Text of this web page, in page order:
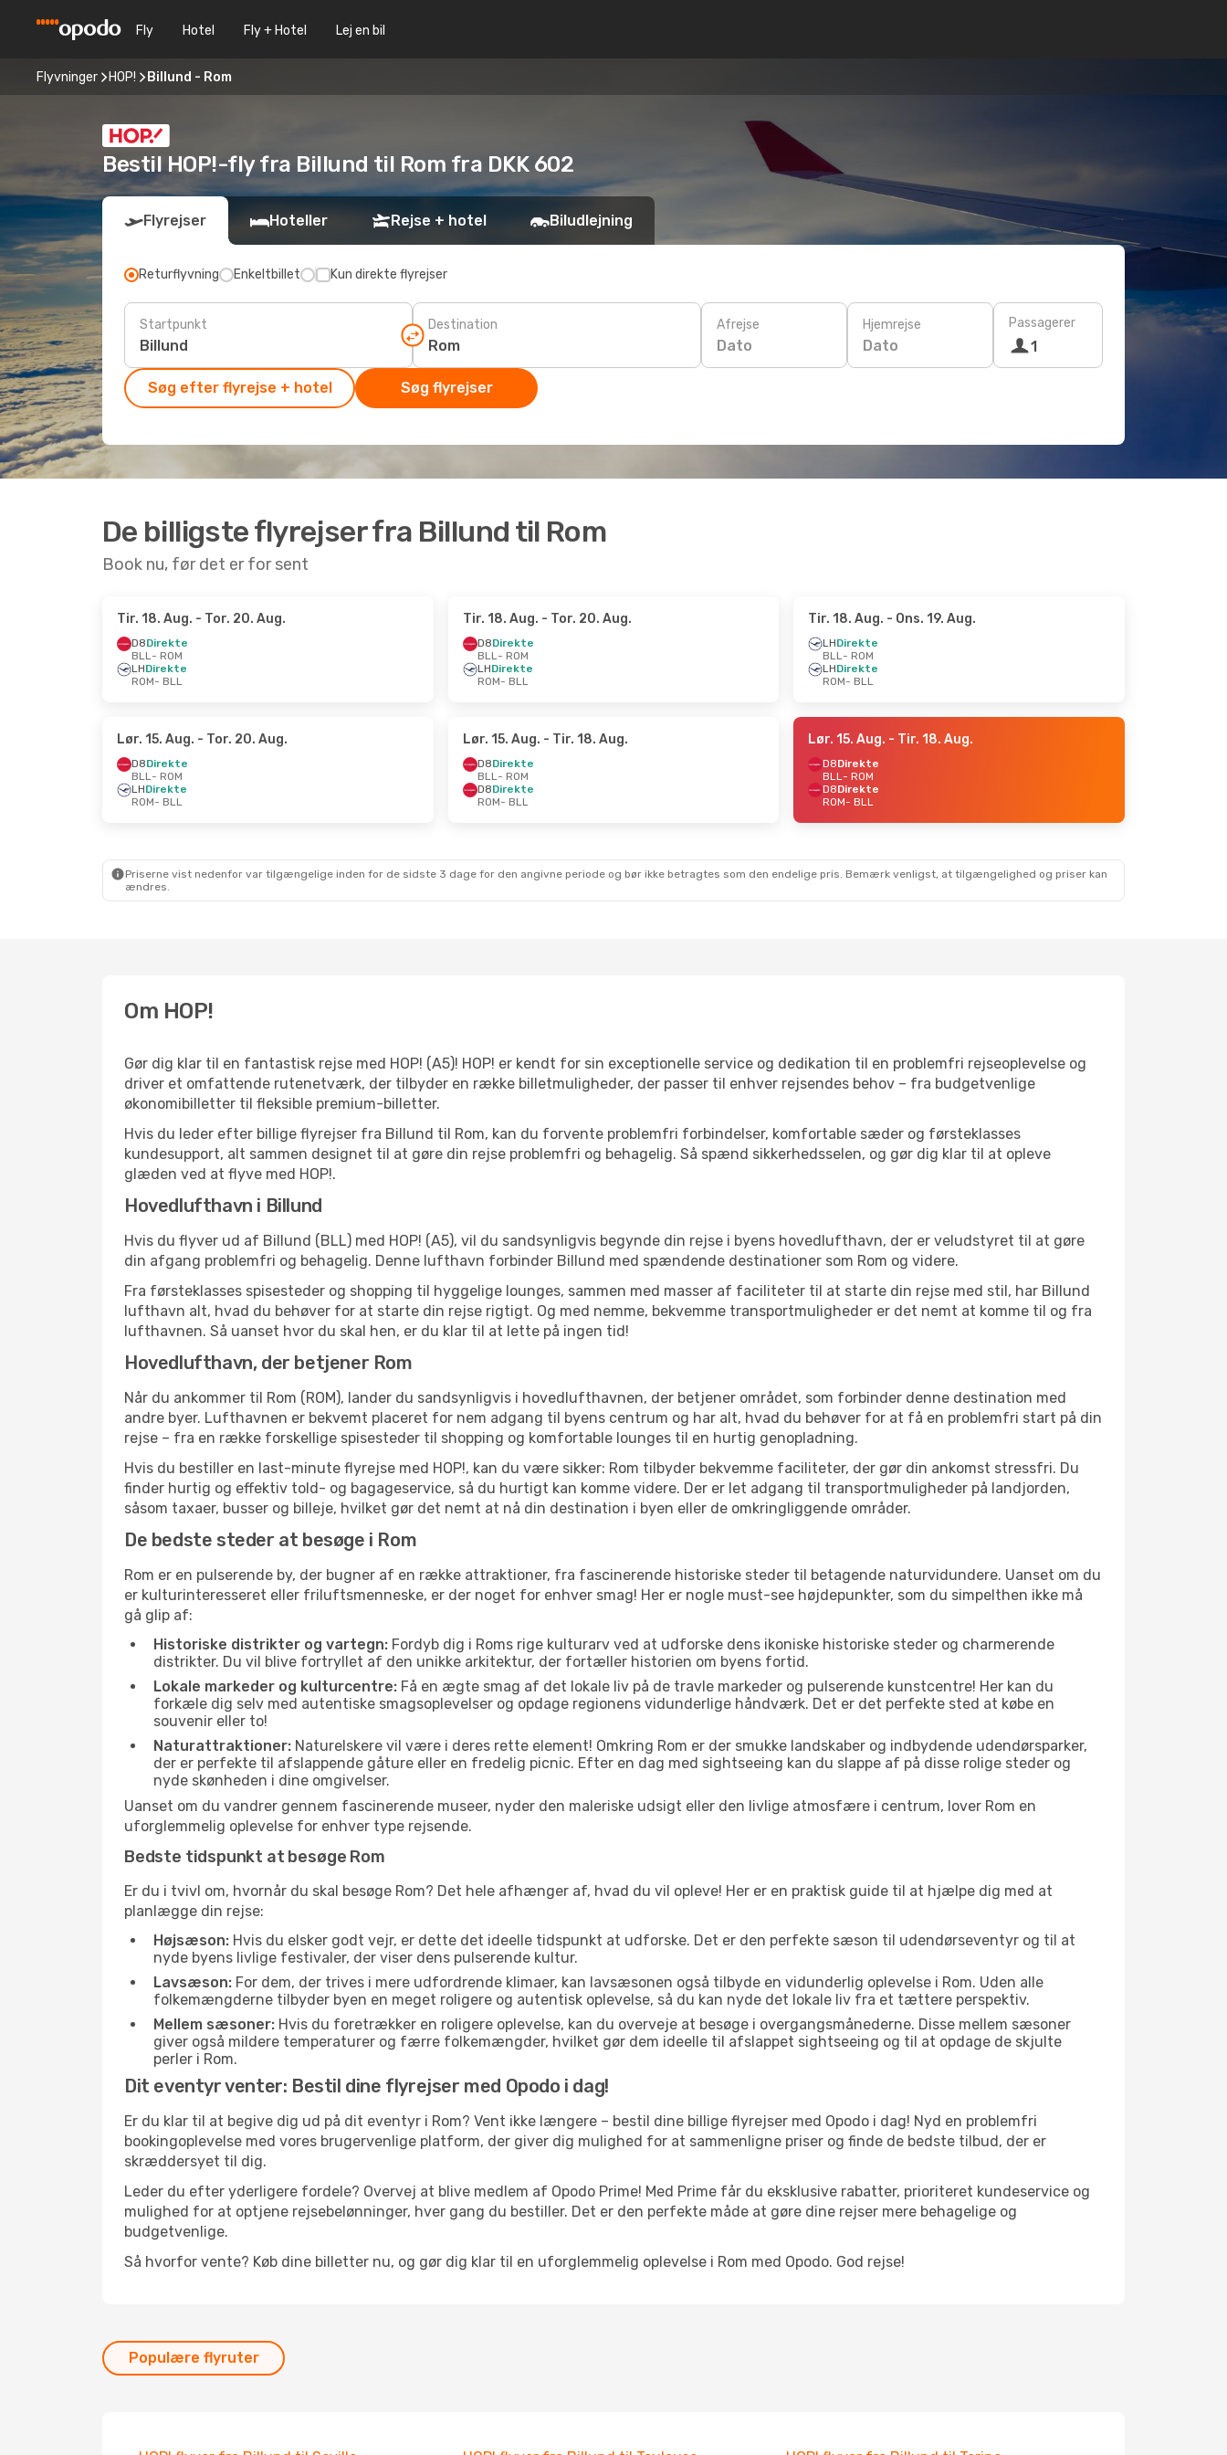
Fly Hotel Fly + Hotel Lej en bil
Flyvninger HOP! Billund - Rom
Bestil HOP!-fly fra Billund til Rom fra DKK 602
Flyrejser Hoteller Rejse + hotel Biludlejning
Returflyvning Enkeltbillet Kun direkte flyrejser
Startpunkt Destination Afrejse
Dato
Hjemrejse
Dato
Passagerer
1
Søg efter flyrejse + hotel Søg flyrejser
De billigste flyrejser fra Billund til Rom
Book nu, før det er for sent
Tir. 18. Aug. - Tor. 20. Aug.
D8Direkte
BLL- ROM
LHDirekte
ROM- BLL
Tir. 18. Aug. - Tor. 20. Aug.
D8Direkte
BLL- ROM
LHDirekte
ROM- BLL
Tir. 18. Aug. - Ons. 19. Aug.
LHDirekte
BLL- ROM
LHDirekte
ROM- BLL
Lør. 15. Aug. - Tor. 20. Aug.
D8Direkte
BLL- ROM
LHDirekte
ROM- BLL
Lør. 15. Aug. - Tir. 18. Aug.
D8Direkte
BLL- ROM
D8Direkte
ROM- BLL
Lør. 15. Aug. - Tir. 18. Aug.
D8Direkte
BLL- ROM
D8Direkte
ROM- BLL
Priserne vist nedenfor var tilgængelige inden for de sidste 3 dage for den angivne periode og bør ikke betragtes som den endelige pris. Bemærk venligst, at tilgængelighed og priser kan
ændres.
Om HOP!
Gør dig klar til en fantastisk rejse med HOP! (A5)! HOP! er kendt for sin exceptionelle service og dedikation til en problemfri rejseoplevelse og
driver et omfattende rutenetværk, der tilbyder en række billetmuligheder, der passer til enhver rejsendes behov – fra budgetvenlige
økonomibilletter til fleksible premium-billetter.
Hvis du leder efter billige flyrejser fra Billund til Rom, kan du forvente problemfri forbindelser, komfortable sæder og førsteklasses
kundesupport, alt sammen designet til at gøre din rejse problemfri og behagelig. Så spænd sikkerhedsselen, og gør dig klar til at opleve
glæden ved at flyve med HOP!.
Hovedlufthavn i Billund
Hvis du flyver ud af Billund (BLL) med HOP! (A5), vil du sandsynligvis begynde din rejse i byens hovedlufthavn, der er veludstyret til at gøre
din afgang problemfri og behagelig. Denne lufthavn forbinder Billund med spændende destinationer som Rom og videre.
Fra førsteklasses spisesteder og shopping til hyggelige lounges, sammen med masser af faciliteter til at starte din rejse med stil, har Billund
lufthavn alt, hvad du behøver for at starte din rejse rigtigt. Og med nemme, bekvemme transportmuligheder er det nemt at komme til og fra
lufthavnen. Så uanset hvor du skal hen, er du klar til at lette på ingen tid!
Hovedlufthavn, der betjener Rom
Når du ankommer til Rom (ROM), lander du sandsynligvis i hovedlufthavnen, der betjener området, som forbinder denne destination med
andre byer. Lufthavnen er bekvemt placeret for nem adgang til byens centrum og har alt, hvad du behøver for at få en problemfri start på din
rejse – fra en række forskellige spisesteder til shopping og komfortable lounges til en hurtig genopladning.
Hvis du bestiller en last-minute flyrejse med HOP!, kan du være sikker: Rom tilbyder bekvemme faciliteter, der gør din ankomst stressfri. Du
finder hurtig og effektiv told- og bagageservice, så du hurtigt kan komme videre. Der er let adgang til transportmuligheder på landjorden,
såsom taxaer, busser og billeje, hvilket gør det nemt at nå din destination i byen eller de omkringliggende områder.
De bedste steder at besøge i Rom
Rom er en pulserende by, der bugner af en række attraktioner, fra fascinerende historiske steder til betagende naturvidundere. Uanset om du
er kulturinteresseret eller friluftsmenneske, er der noget for enhver smag! Her er nogle must-see højdepunkter, som du simpelthen ikke må
gå glip af:
Historiske distrikter og vartegn: Fordyb dig i Roms rige kulturarv ved at udforske dens ikoniske historiske steder og charmerende
distrikter. Du vil blive fortryllet af den unikke arkitektur, der fortæller historien om byens fortid.
Lokale markeder og kulturcentre: Få en ægte smag af det lokale liv på de travle markeder og pulserende kunstcentre! Her kan du
forkæle dig selv med autentiske smagsoplevelser og opdage regionens vidunderlige håndværk. Det er det perfekte sted at købe en
souvenir eller to!
Naturattraktioner: Naturelskere vil være i deres rette element! Omkring Rom er der smukke landskaber og indbydende udendørsparker,
der er perfekte til afslappende gåture eller en fredelig picnic. Efter en dag med sightseeing kan du slappe af på disse rolige steder og
nyde skønheden i dine omgivelser.
Uanset om du vandrer gennem fascinerende museer, nyder den maleriske udsigt eller den livlige atmosfære i centrum, lover Rom en
uforglemmelig oplevelse for enhver type rejsende.
Bedste tidspunkt at besøge Rom
Er du i tvivl om, hvornår du skal besøge Rom? Det hele afhænger af, hvad du vil opleve! Her er en praktisk guide til at hjælpe dig med at
planlægge din rejse:
Højsæson: Hvis du elsker godt vejr, er dette det ideelle tidspunkt at udforske. Det er den perfekte sæson til udendørseventyr og til at
nyde byens livlige festivaler, der viser dens pulserende kultur.
Lavsæson: For dem, der trives i mere udfordrende klimaer, kan lavsæsonen også tilbyde en vidunderlig oplevelse i Rom. Uden alle
folkemængderne tilbyder byen en meget roligere og autentisk oplevelse, så du kan nyde det lokale liv fra et tættere perspektiv.
Mellem sæsoner: Hvis du foretrækker en roligere oplevelse, kan du overveje at besøge i overgangsmånederne. Disse mellem sæsoner
giver også mildere temperaturer og færre folkemængder, hvilket gør dem ideelle til afslappet sightseeing og til at opdage de skjulte
perler i Rom.
Dit eventyr venter: Bestil dine flyrejser med Opodo i dag!
Er du klar til at begive dig ud på dit eventyr i Rom? Vent ikke længere – bestil dine billige flyrejser med Opodo i dag! Nyd en problemfri
bookingoplevelse med vores brugervenlige platform, der giver dig mulighed for at sammenligne priser og finde de bedste tilbud, der er
skræddersyet til dig.
Leder du efter yderligere fordele? Overvej at blive medlem af Opodo Prime! Med Prime får du eksklusive rabatter, prioriteret kundeservice og
mulighed for at optjene rejsebelønninger, hver gang du bestiller. Det er den perfekte måde at gøre dine rejser mere behagelige og
budgetvenlige.
Så hvorfor vente? Køb dine billetter nu, og gør dig klar til en uforglemmelig oplevelse i Rom med Opodo. God rejse!
Populære flyruter